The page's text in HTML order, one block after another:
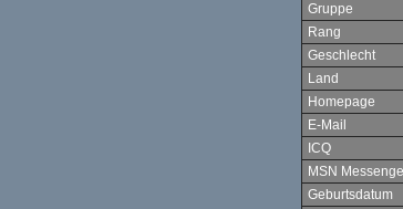
Gruppe
Rang
Geschlecht
Land
Homepage
E-Mail
ICQ
MSN
Geburtsdatum